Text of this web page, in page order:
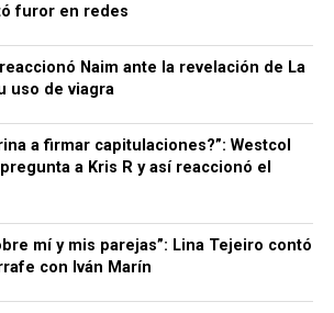
furor en redes
Naim ante la revelación de La
uso de viagra
a firmar capitulaciones?”: Westcol
a Kris R y así reaccionó el
mí y mis parejas”: Lina Tejeiro contó
con Iván Marín